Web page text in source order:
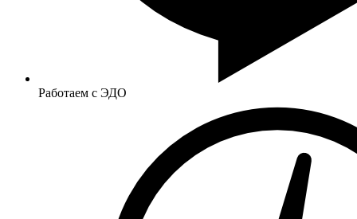
Работаем с ЭДО